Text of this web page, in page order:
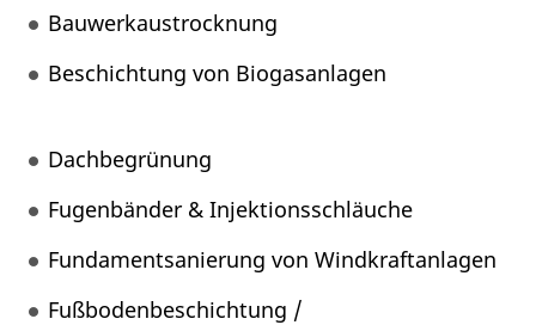
Bauwerkaustrocknung
Beschichtung von Biogasanlagen
Dachbegrünung
Fugenbänder & Injektionsschläuche
Fundamentsanierung von Windkraftanlagen
Fußbodenbeschichtung /